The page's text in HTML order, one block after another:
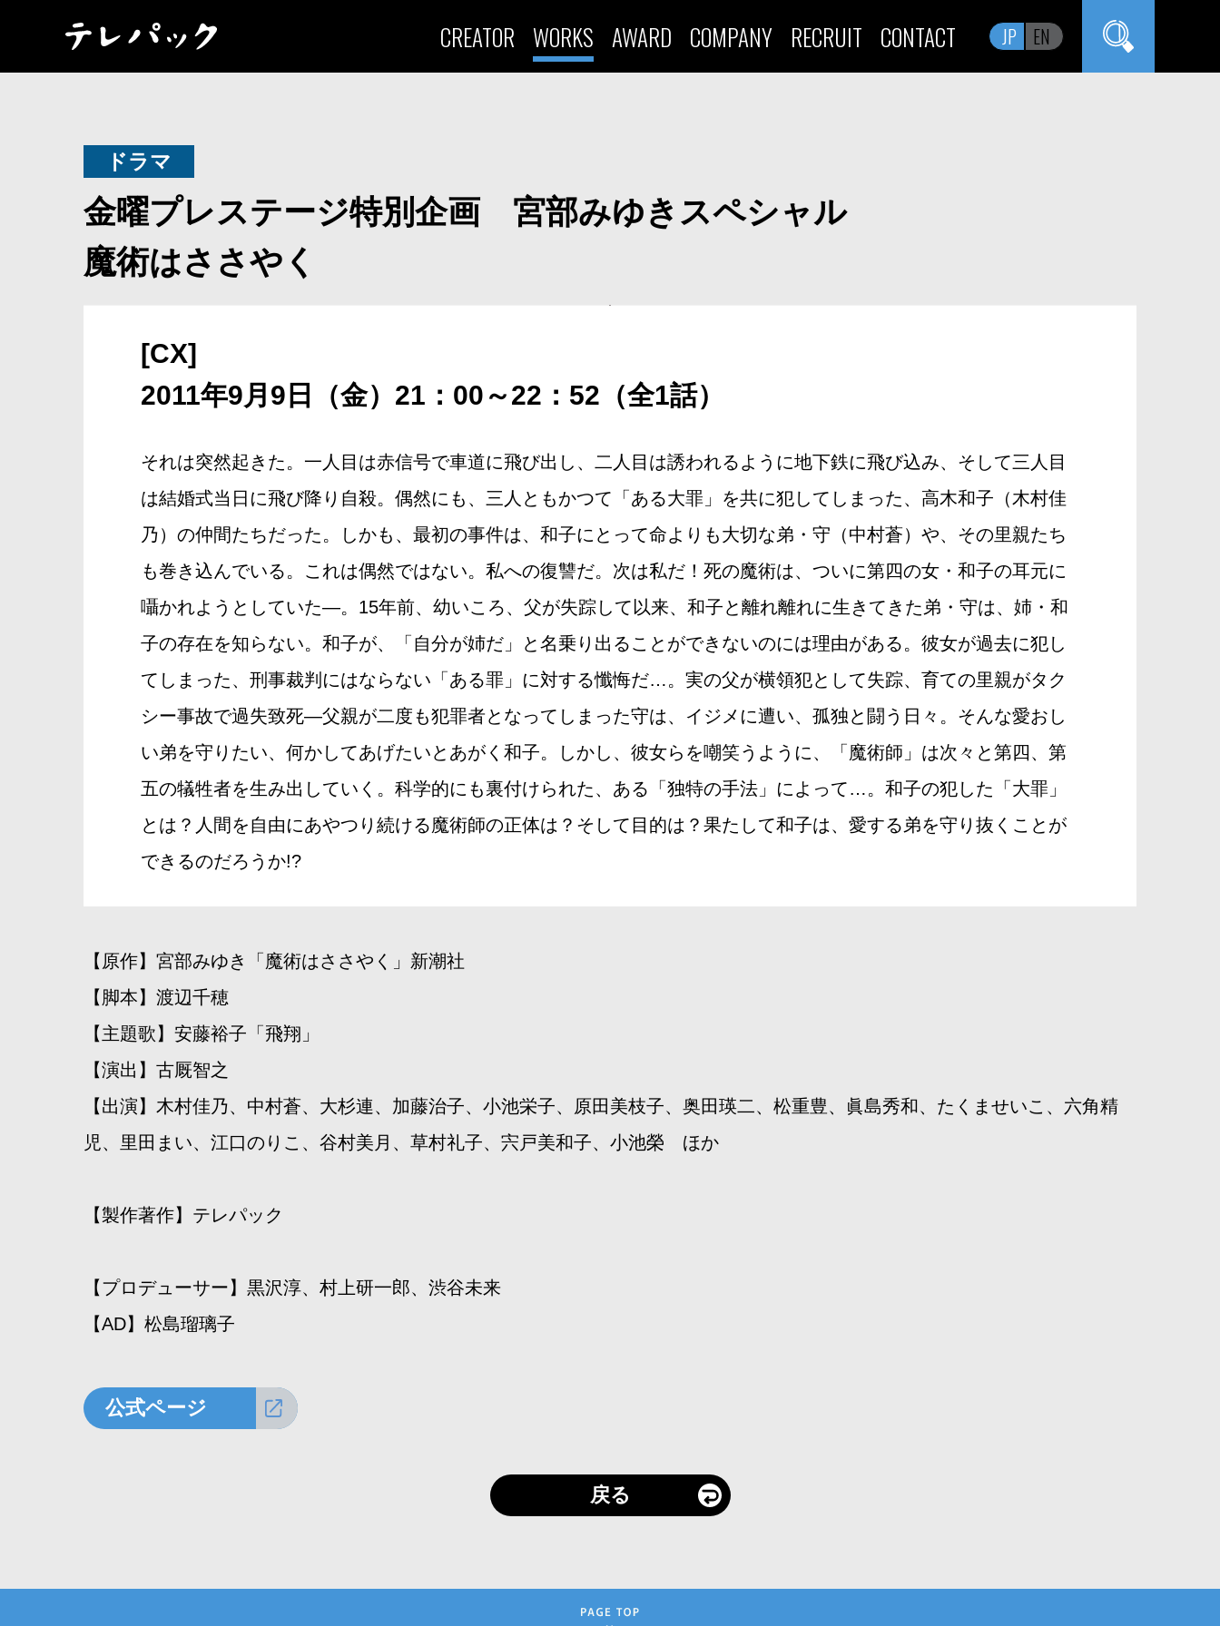
CREATOR WORKS AWARD COMPANY RECRUIT CONTACT JP EN
ドラマ
金曜プレステージ特別企画 宮部みゆきスペシャル
魔術はささやく
[CX]
2011年9月9日（金）21：00～22：52（全1話）
それは突然起きた。一人目は赤信号で車道に飛び出し、二人目は誘われるように地下鉄に飛び込み、そして三人目
は結婚式当日に飛び降り自殺。偶然にも、三人ともかつて「ある大罪」を共に犯してしまった、高木和子（木村佳
乃）の仲間たちだった。しかも、最初の事件は、和子にとって命よりも大切な弟・守（中村蒼）や、その里親たち
も巻き込んでいる。これは偶然ではない。私への復讐だ。次は私だ！死の魔術は、ついに第四の女・和子の耳元に
囁かれようとしていた―。15年前、幼いころ、父が失踪して以来、和子と離れ離れに生きてきた弟・守は、姉・和
子の存在を知らない。和子が、「自分が姉だ」と名乗り出ることができないのには理由がある。彼女が過去に犯し
てしまった、刑事裁判にはならない「ある罪」に対する懺悔だ…。実の父が横領犯として失踪、育ての里親がタク
シー事故で過失致死―父親が二度も犯罪者となってしまった守は、イジメに遭い、孤独と闘う日々。そんな愛おし
い弟を守りたい、何かしてあげたいとあがく和子。しかし、彼女らを嘲笑うように、「魔術師」は次々と第四、第
五の犠牲者を生み出していく。科学的にも裏付けられた、ある「独特の手法」によって…。和子の犯した「大罪」
とは？人間を自由にあやつり続ける魔術師の正体は？そして目的は？果たして和子は、愛する弟を守り抜くことが
できるのだろうか!?
【原作】宮部みゆき「魔術はささやく」新潮社
【脚本】渡辺千穂
【主題歌】安藤裕子「飛翔」
【演出】古厩智之
【出演】木村佳乃、中村蒼、大杉連、加藤治子、小池栄子、原田美枝子、奥田瑛二、松重豊、眞島秀和、たくませいこ、六角精
児、里田まい、江口のりこ、谷村美月、草村礼子、宍戸美和子、小池榮 ほか
【製作著作】テレパック
【プロデューサー】黒沢淳、村上研一郎、渋谷未来
【AD】松島瑠璃子
公式ページ
戻る